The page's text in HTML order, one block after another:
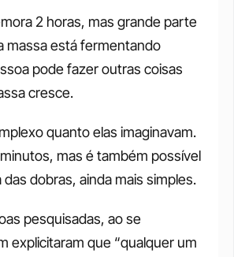
2 horas, mas grande parte
massa está fermentando
pode fazer outras coisas
cresce.
quanto elas imaginavam.
mas é também possível
dobras, ainda mais simples.
pesquisadas, ao se
explicitaram que “qualquer um